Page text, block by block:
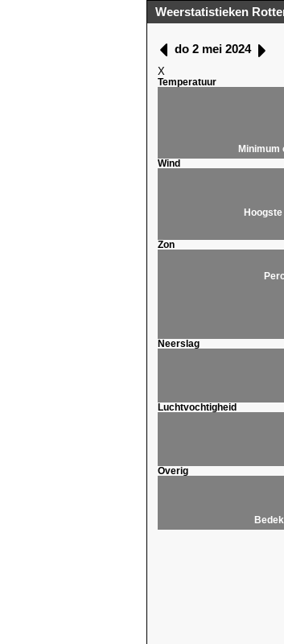
Weerstatistieken
do 2 mei 2024
X
Temperatuur
Minimum
Wind
Zon
Neerslag
Luchtvochtigheid
Overig